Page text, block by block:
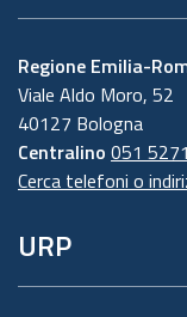
Regione Emilia-
Viale Aldo Moro, 52
40127 Bologna
Centralino 051 5271
Cerca telefoni o
URP